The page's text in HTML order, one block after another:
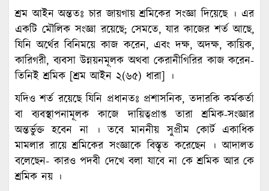
শ্রম আইন অন্ততঃ চার জায়গায় শ্রমিকের সংজ্ঞা দিয়েছে । এর
একটি মৌলিক সংজ্ঞা রয়েছে; সেমতে, যার কাজের শর্ত আছে,
যিনি অর্থের বিনিময়ে কাজ করেন, এবং দক্ষ, অদক্ষ, কায়িক,
কারিগরী, ব্যবসা উন্নয়নমূলক অথবা কেরানীগিরির কাজ করেন-
তিনিই শ্রমিক [শ্রম আইন ২(৬৫) ধারা] ।
যদিও শর্ত রয়েছে যিনি প্রধানতঃ প্রশাসনিক, তদারকি কর্মকর্তা
বা ব্যবস্থাপনামূলক কাজে দায়িত্বপ্রাপ্ত তারা শ্রমিক-সংজ্ঞার
অন্তর্ভুক্ত হবেন না । তবে মাননীয় সুপ্রীম কোর্ট একাধিক
মামলার রায়ে শ্রমিকের সংজ্ঞাকে বিস্তৃত করেছেন । আদালত
বলেছেন- কারও পদবী দেখে বলা যাবে না কে শ্রমিক আর কে
শ্রমিক নয় ।